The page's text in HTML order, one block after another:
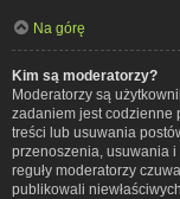
Na górę
Kim są moderatorzy?
Moderatorzy są
zadaniem jest codzienne
treści lub usuwania
przenoszenia, usuwania
reguły moderatorzy
publikowali